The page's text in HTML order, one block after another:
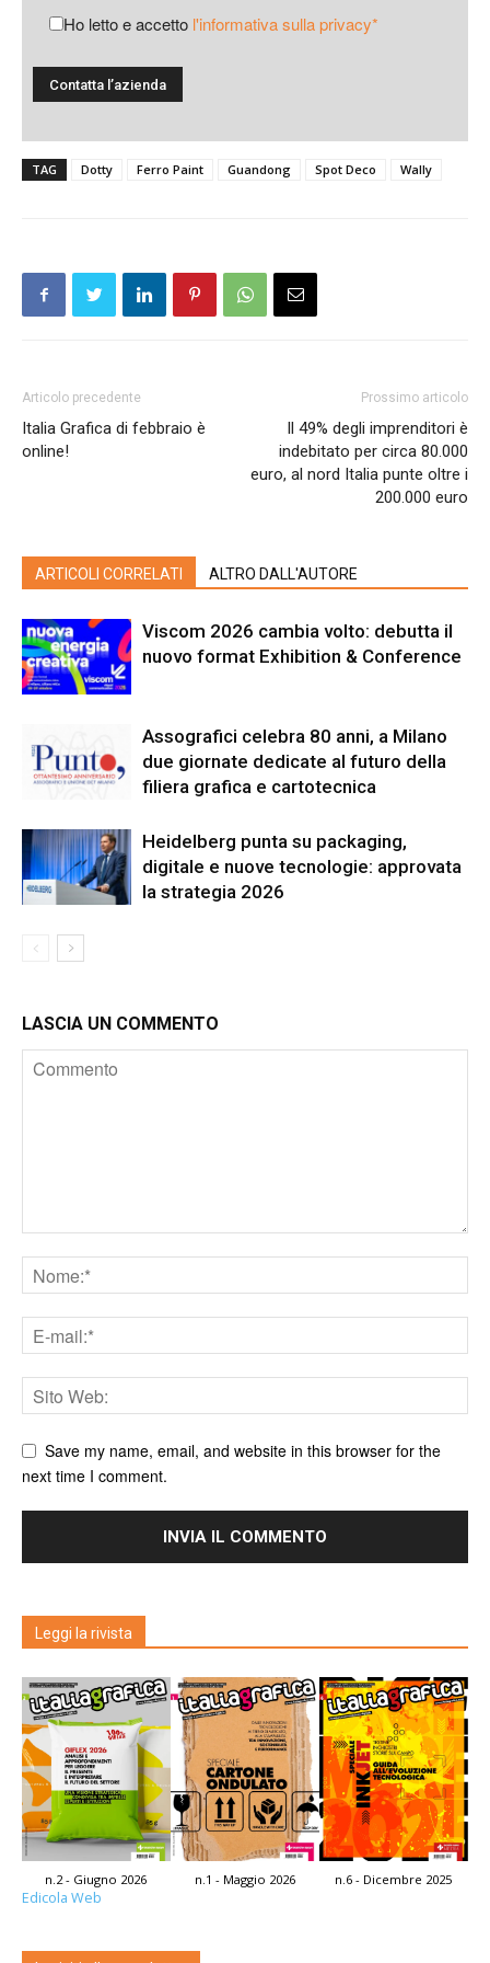
Ho letto e accetto l'informativa sulla privacy*
TAG Dotty Ferro Paint Guandong Spot Deco Wally
Articolo precedente
Italia Grafica di febbraio è
online!
Prossimo articolo
Il 49% degli imprenditori è
indebitato per circa 80.000
euro, al nord Italia punte oltre i
200.000 euro
ARTICOLI CORRELATI ALTRO DALL'AUTORE
Viscom 2026 cambia volto: debutta il
nuovo format Exhibition & Conference
Assografici celebra 80 anni, a Milano
due giornate dedicate al futuro della
filiera grafica e cartotecnica
Heidelberg punta su packaging,
digitale e nuove tecnologie: approvata
la strategia 2026
LASCIA UN COMMENTO
Save my name, email, and website in this browser for the
next time I comment.
Leggi la rivista
n.2 - Giugno 2026 n.1 - Maggio 2026 n.6 - Dicembre 2025
Edicola Web